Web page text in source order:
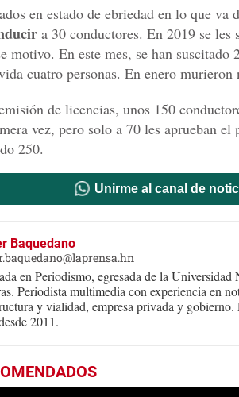
en estado de ebriedad en lo que va
a 30 conductores. En 2019 se
motivo. En este mes, se han suscitado
cuatro personas. En enero murieron
de licencias, unos 150
vez, pero solo a 70 les aprueban el
250.
Unirme al canal de
Baquedano
en Periodismo, egresada de la
Periodista multimedia con experiencia en
y vialidad, empresa privada y
2011.